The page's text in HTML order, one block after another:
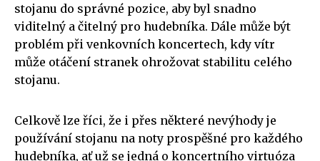
stojanu do správné pozice, aby byl snadno
viditelný a čitelný pro hudebníka. Dále může být
problém při venkovních koncertech, kdy vítr
může otáčení stranek ohrožovat stabilitu celého
stojanu.
Celkově lze říci, že i přes některé nevýhody je
používání stojanu na noty prospěšné pro každého
hudebníka, ať už se jedná o koncertního virtuóza